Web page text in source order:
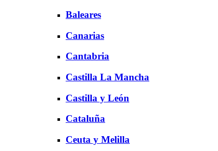
Baleares
Canarias
Cantabria
Castilla La Mancha
Castilla y León
Cataluña
Ceuta y Melilla